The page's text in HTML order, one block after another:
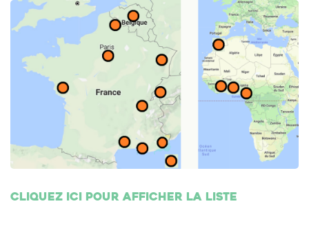
Cliquez ici pour afficher la liste